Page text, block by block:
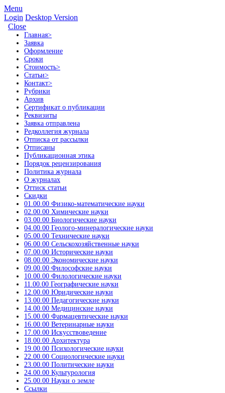
Menu
Login Desktop Version
Close
Главная>
Заявка
Оформление
Сроки
Стоимость>
Статьи>
Контакт>
Рубрики
Архив
Сертификат о публикации
Реквизиты
Заявка отправлена
Редколлегия журнала
Отписка от рассылки
Отписаны
Публикационная этика
Порядок рецензирования
Политика журнала
О журналах
Оттиск статьи
Скидки
01.00.00 Физико-математические науки
02.00.00 Химические науки
03.00.00 Биологические науки
04.00.00 Геолого-минералогические науки
05.00.00 Технические науки
06.00.00 Сельскохозяйственные науки
07.00.00 Исторические науки
08.00.00 Экономические науки
09.00.00 Философские науки
10.00.00 Филологические науки
11.00.00 Географические науки
12.00.00 Юридические науки
13.00.00 Педагогические науки
14.00.00 Медицинские науки
15.00.00 Фармацевтические науки
16.00.00 Ветеринарные науки
17.00.00 Искусствоведение
18.00.00 Архитектура
19.00.00 Психологические науки
22.00.00 Социологические науки
23.00.00 Политические науки
24.00.00 Культурология
25.00.00 Науки о земле
Ссылки